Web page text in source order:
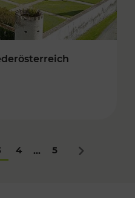
4 ... 5 Nächstes